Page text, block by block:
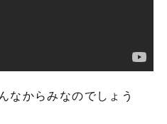
なからみなのでしょう